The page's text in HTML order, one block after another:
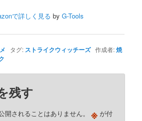
で詳しく見る byG-Tools
タグ: ストライクウィッチーズ作成者:焼
残す
開されることはありません。 ※ が付